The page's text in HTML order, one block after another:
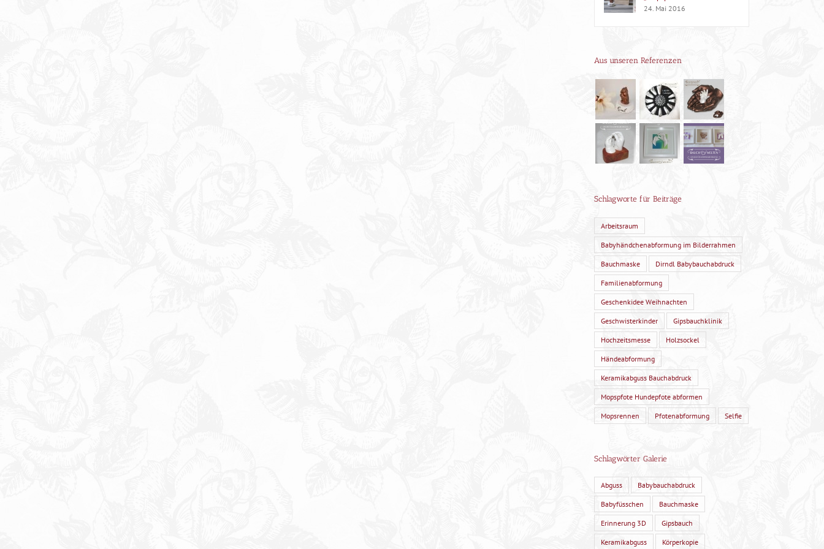
24. Mai 2016
Aus unseren Referenzen
Schlagworte für Beiträge
Arbeitsraum
Babyhändchenabformung im Bilderrahmen
Bauchmaske Dirndl Babybauchabdruck
Familienabformung
Geschenkidee Weihnachten
Geschwisterkinder Gipsbauchklinik
Hochzeitsmesse Holzsockel
Händeabformung
Keramikabguss Bauchabdruck
Mopspfote Hundepfote abformen
Mopsrennen Pfotenabformung Selfie
Schlagwörter Galerie
Abguss Babybauchabdruck
Babyfüsschen Bauchmaske
Erinnerung 3D Gipsbauch
Keramikabguss Körperkopie